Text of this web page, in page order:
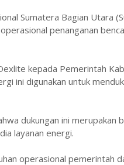
Sumatera Bagian Utara
penanganan
kepada Pemerintah
ini digunakan untuk
dukungan ini merupakan
layanan energi.
operasional pemerintah